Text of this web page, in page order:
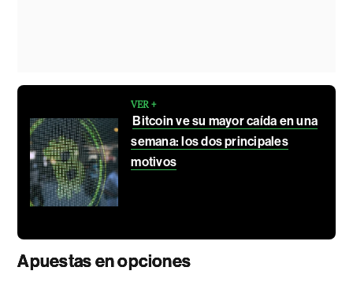
VER +
Bitcoin ve su mayor caída en una
semana: los dos principales
motivos
Apuestas en opciones